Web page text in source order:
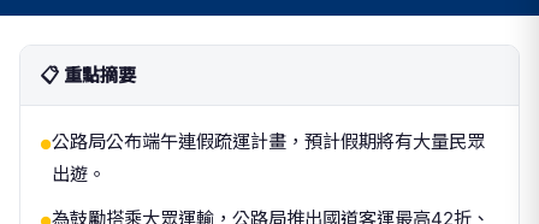
📋 重點摘要
●公路局公布端午連假疏運計畫，預計假期將有大量民眾
出遊。
為鼓勵搭乘大眾運輸，公路局推出國道客運最高42折、